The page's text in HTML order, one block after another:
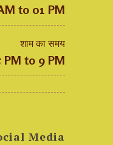
to 01 PM
शाम का समय
PM to 9 PM
Media